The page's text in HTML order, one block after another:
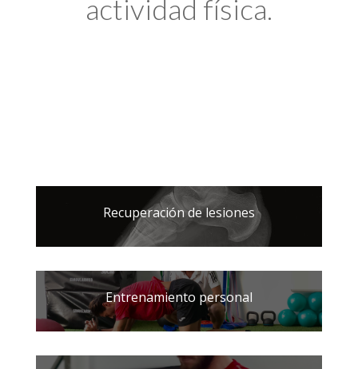
actividad física.
Recuperación de lesiones
Entrenamiento personal